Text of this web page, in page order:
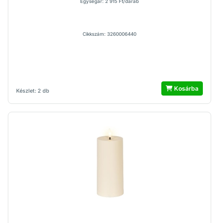
Készlet: 2 db
Egységár: 2 915 Ft/darab
Cikkszám: 3260006440
Kosárba